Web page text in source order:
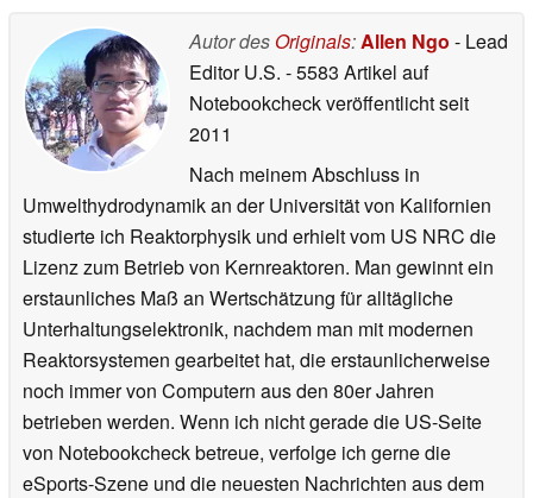
Autor des Originals:Allen Ngo - Lead
Editor U.S. - 5583 Artikel auf
Notebookcheck veröffentlichtseit
2011
Nach meinem Abschluss in
Umwelthydrodynamik an der Universität von Kalifornien
studierte ich Reaktorphysik und erhielt vom US NRC die
Lizenz zum Betrieb von Kernreaktoren. Man gewinnt ein
erstaunliches Maß an Wertschätzung für alltägliche
Unterhaltungselektronik, nachdem man mit modernen
Reaktorsystemen gearbeitet hat, die erstaunlicherweise
noch immer von Computern aus den 80er Jahren
betrieben werden. Wenn ich nicht gerade die US-Seite
von Notebookcheck betreue, verfolge ich gerne die
eSports-Szene und die neuesten Nachrichten aus dem